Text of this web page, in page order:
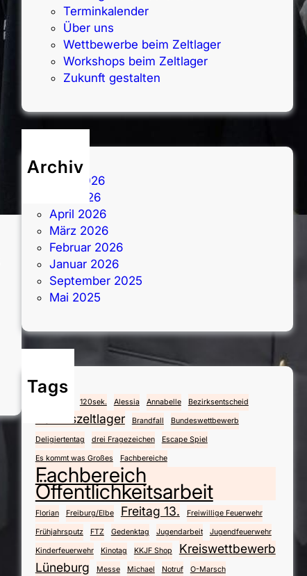
Terminkalender
Über uns
Wettbewerbe beim Zeltlager
Workshops beim Zeltlager
Zukunft gestalten
Archiv
Juni 2026
Mai 2026
April 2026
März 2026
Februar 2026
Januar 2026
September 2025
Mai 2025
Tags
120sek. Alessia Annabelle Bezirksentscheid
Bezirkszeltlager Brandfall Bundeswettbewerb
Deligiertentag drei Fragezeichen Escape Spiel
Es kommt was Großes Fachbereiche
Fachbereich
Öffentlichkeitsarbeit
Florian Freiburg/Elbe Freitag 13. Freiwillige Feuerwehr
Frühjahrsputz FTZ Gedenktag Jugendarbeit Jugendfeuerwehr
Kinderfeuerwehr Kinotag KKJF Shop
Kreiswettbewerb
Lüneburg
Messe Michael Notruf O-Marsch